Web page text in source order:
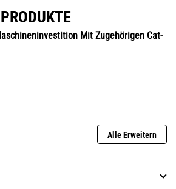
Mit Zugehörigen Cat-
Alle Erweitern